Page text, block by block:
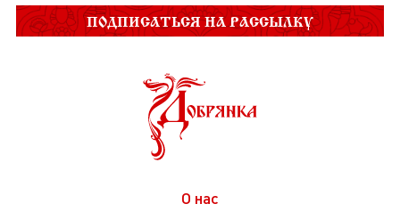
ПОДПИСАТЬСЯ НА РАССЫЛКУ
О нас